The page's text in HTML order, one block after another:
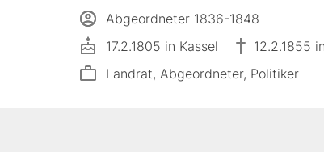
Abgeordneter 1836-1848
17.2.1805 in Kassel
12.2.1855
Landrat, Abgeordneter, Politiker